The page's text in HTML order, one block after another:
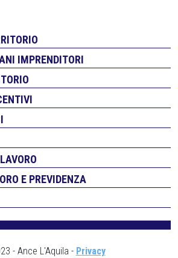
IMPRENDITORI
E PREVIDENZA
- Ance L'Aquila - Privacy